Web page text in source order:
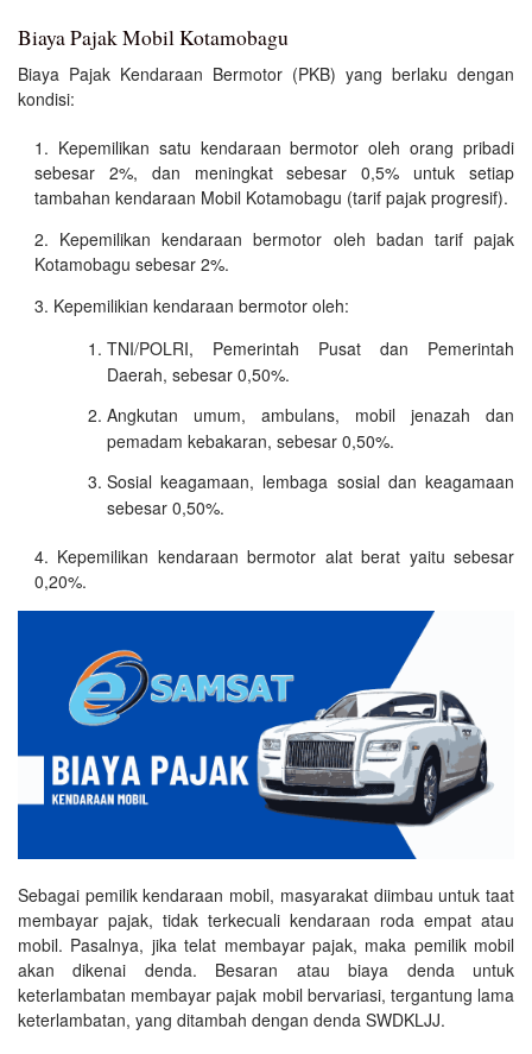
Biaya Pajak Mobil Kotamobagu
Biaya Pajak Kendaraan Bermotor (PKB) yang berlaku dengan
kondisi:
Kepemilikan satu kendaraan bermotor oleh orang pribadi
sebesar 2%, dan meningkat sebesar 0,5% untuk setiap
tambahan kendaraan Mobil Kotamobagu (tarif pajak progresif).
Kepemilikan kendaraan bermotor oleh badan tarif pajak
Kotamobagu sebesar 2%.
Kepemilikian kendaraan bermotor oleh:
TNI/POLRI, Pemerintah Pusat dan Pemerintah
Daerah, sebesar 0,50%.
Angkutan umum, ambulans, mobil jenazah dan
pemadam kebakaran, sebesar 0,50%.
Sosial keagamaan, lembaga sosial dan keagamaan
sebesar 0,50%.
Kepemilikan kendaraan bermotor alat berat yaitu sebesar
0,20%.
Sebagai pemilik kendaraan mobil, masyarakat diimbau untuk taat
membayar pajak, tidak terkecuali kendaraan roda empat atau
mobil. Pasalnya, jika telat membayar pajak, maka pemilik mobil
akan dikenai denda. Besaran atau biaya denda untuk
keterlambatan membayar pajak mobil bervariasi, tergantung lama
keterlambatan, yang ditambah dengan denda SWDKLJJ.